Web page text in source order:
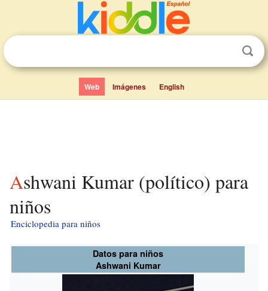
Web Imágenes English
Ashwani Kumar (político) para
niños
Enciclopedia para niños
Datos para niños
Ashwani Kumar